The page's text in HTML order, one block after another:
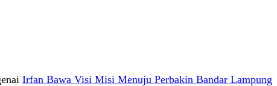
Irfan Bawa Visi Misi Menuju Perbakin Bandar Lampung